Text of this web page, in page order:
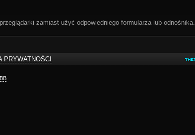
zamiast użyć odpowiedniego formularza lub odnośnika.
PRYWATNOŚCI